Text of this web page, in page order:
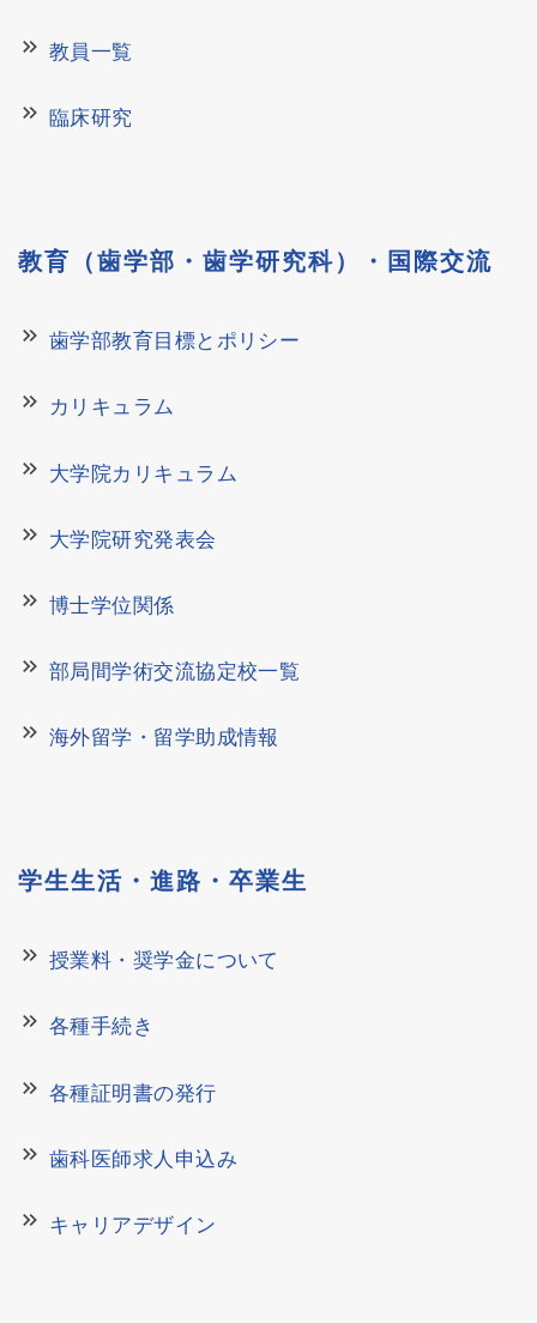
keyboard_double_arrow_right 教員一覧
keyboard_double_arrow_right 臨床研究
教育（歯学部・歯学研究科）・国際交流
keyboard_double_arrow_right 歯学部教育目標とポリシー
keyboard_double_arrow_right カリキュラム
keyboard_double_arrow_right 大学院カリキュラム
keyboard_double_arrow_right 大学院研究発表会
keyboard_double_arrow_right 博士学位関係
keyboard_double_arrow_right 部局間学術交流協定校一覧
keyboard_double_arrow_right 海外留学・留学助成情報
学生生活・進路・卒業生
keyboard_double_arrow_right 授業料・奨学金について
keyboard_double_arrow_right 各種手続き
keyboard_double_arrow_right 各種証明書の発行
keyboard_double_arrow_right 歯科医師求人申込み
keyboard_double_arrow_right キャリアデザイン